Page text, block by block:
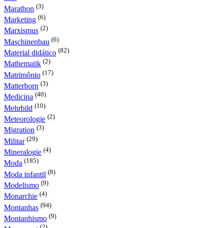
Marathon (3)
Marketing (6)
Marxismus (2)
Maschinenbau (6)
Material didático (82)
Mathematik (2)
Matrimônio (17)
Matterhorn (3)
Medicina (40)
Mehrbild (10)
Meteorologie (2)
Migration (3)
Militar (29)
Mineralogie (4)
Moda (185)
Moda infantil (8)
Modelismo (9)
Monarchie (4)
Montanhas (94)
Montanhismo (9)